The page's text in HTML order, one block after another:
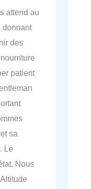
attend au
donnant
des
patient
sa
Le
Nous